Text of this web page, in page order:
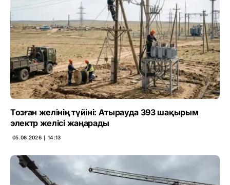
Тозған желінің түйіні: Атырауда 393 шақырым
электр желісі жаңарады
05.08.2026 ∣ 14:13